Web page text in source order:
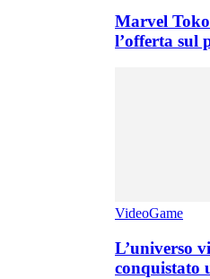
Marvel
l’offerta sul
VideoGame
L’universo
conquistato